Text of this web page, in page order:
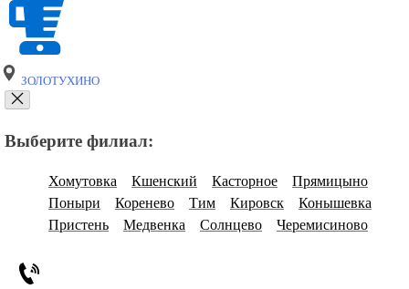
ЗОЛОТУХИНО
Выберите филиал:
Хомутовка Кшенский Касторное
Прямицыно
Поныри
Коренево Тим Кировск
Конышевка
Пристень
Медвенка Солнцево Черемисиново